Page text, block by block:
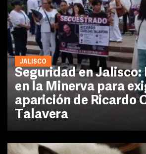
JALISCO
Seguridad en
en la Minerva para
aparición de Ricardo
Talavera